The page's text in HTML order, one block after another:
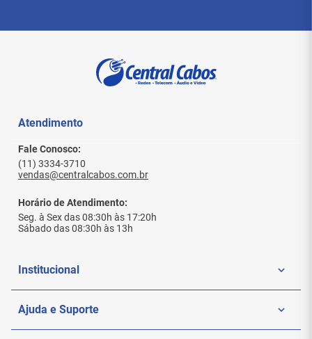
Atendimento
Fale Conosco:
(11) 3334-3710
vendas@centralcabos.com.br
Horário de Atendimento:
Seg. à Sex das 08:30h às 17:20h
Sábado das 08:30h às 13h
Institucional
Quem Somos
Ajuda e Suporte